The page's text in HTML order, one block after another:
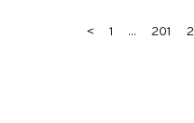
< 1 ... 201